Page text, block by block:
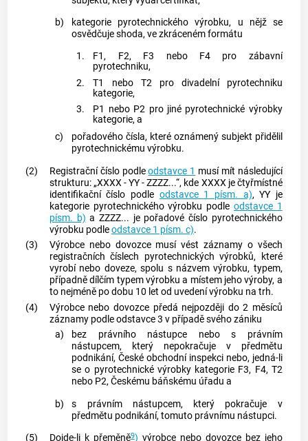
b)
kategorie pyrotechnického výrobku, u nějž se
osvědčuje shoda, ve zkráceném formátu
1.
F1, F2, F3 nebo F4 pro zábavní
pyrotechniku,
2.
T1 nebo T2 pro divadelní pyrotechniku
kategorie,
3.
P1 nebo P2 pro jiné pyrotechnické výrobky
kategorie, a
c)
pořadového čísla, které oznámený subjekt přidělil
pyrotechnickému výrobku.
(2)
Registrační číslo podleodstavce 1 musí mít následující
strukturu: „XXXX - YY - ZZZZ...“, kde XXXX je čtyřmístné
identifikační číslo podle odstavce 1 písm. a), YY je
kategorie pyrotechnického výrobku podleodstavce 1
písm. b) a ZZZZ... je pořadové číslo pyrotechnického
výrobku podleodstavce 1 písm. c).
(3)
Výrobcenebo dovozcemusí vést záznamy o všech
registračních číslech pyrotechnických výrobků, které
vyrobí nebo doveze, spolu s názvem výrobku, typem,
případně dílčím typem výrobku a místem jeho výroby, a
to nejméně po dobu 10 let od uvedení výrobku na trh.
(4)
Výrobcenebo dovozce předá nejpozději do 2 měsíců
záznamy podle odstavce 3 v případě svého zániku
a)
bez právního nástupce nebo s právním
nástupcem, který nepokračuje v předmětu
podnikání, České obchodní inspekci nebo, jedná-li
se o pyrotechnické výrobkykategorie F3, F4, T2
nebo P2, Českému báňskému úřadu a
b)
s právním nástupcem, který pokračuje v
předmětu podnikání, tomuto právnímu nástupci.
(5)
Dojde-li k přeměně9) výrobcenebo dovozcebez jeho